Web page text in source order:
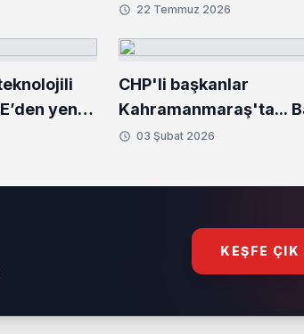
22 Temmuz 2026
yeni
CHP'li başkanlar
Kahramanmaraş'ta...
Bozbey'den deprem
03 Şubat 2026
KEŞFE ÇIK